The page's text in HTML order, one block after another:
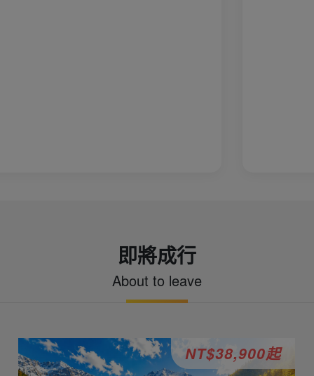
即將成行
About to leave
NT$38,900起